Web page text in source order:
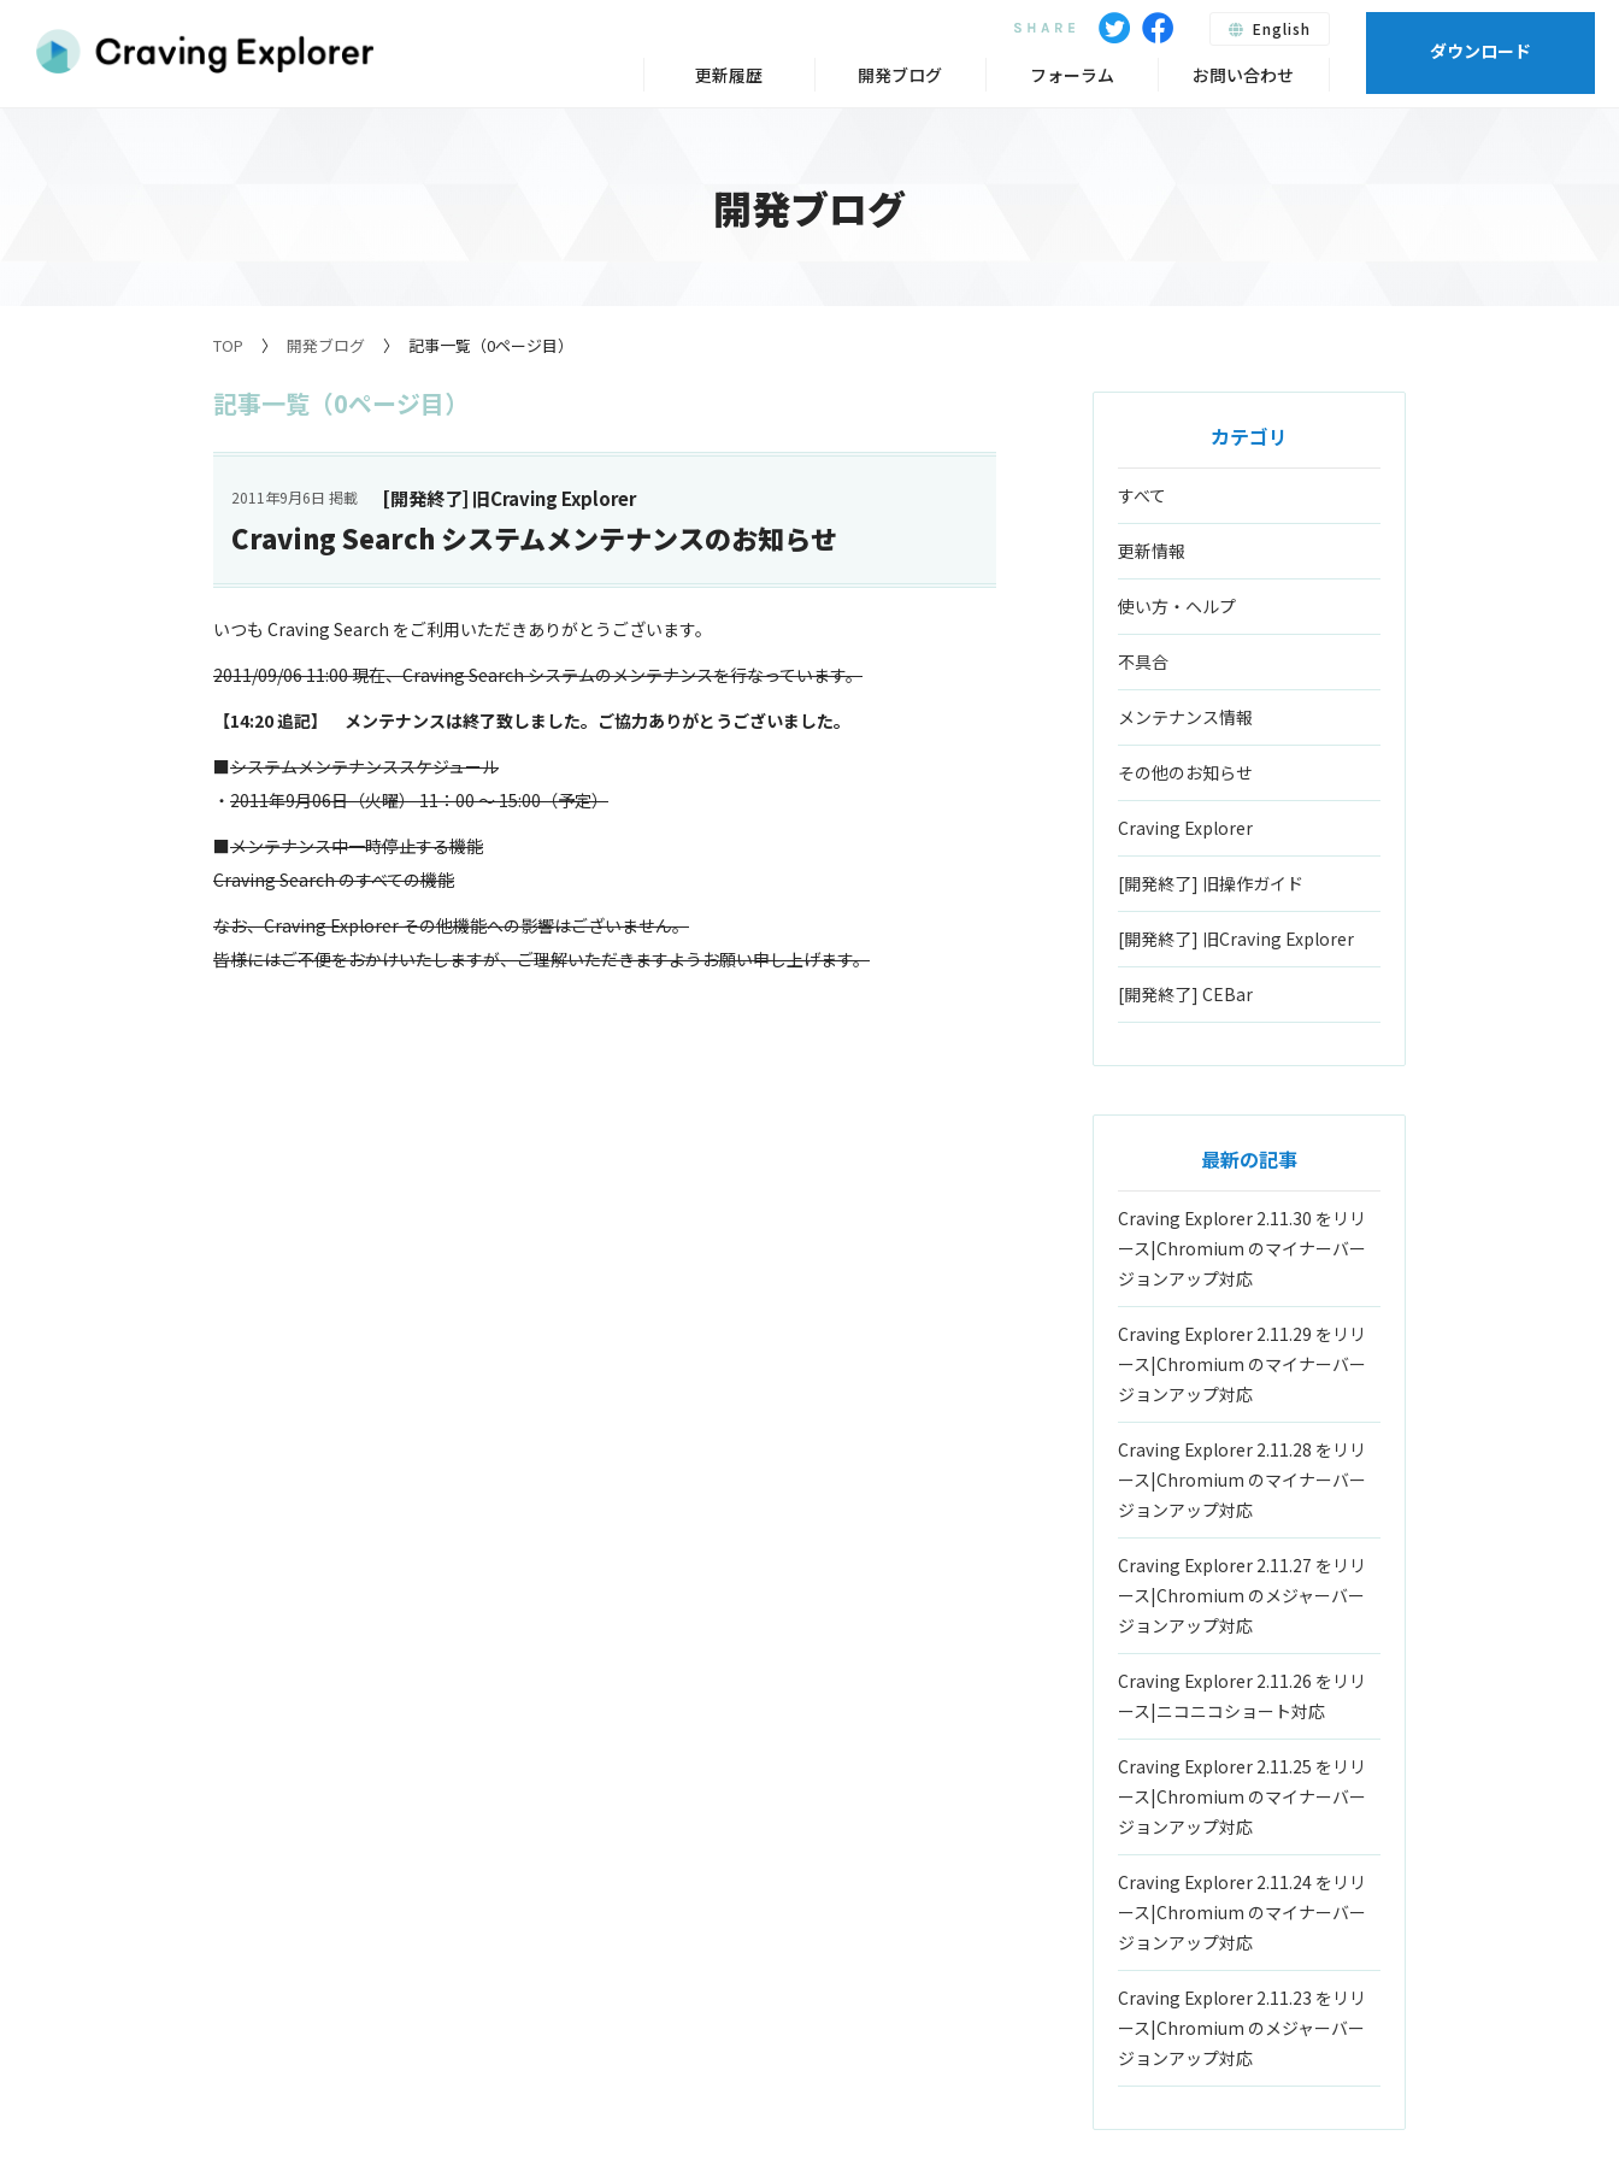
開発ブログ
TOP 開発ブログ 記事一覧（0ページ目）
記事一覧（0ページ目）
[開発終了] 旧Craving Explorer
2011年9月6日 掲載
Craving Search システムメンテナンスのお知らせ
いつも Craving Search をご利用いただきありがとうございます。
2011/09/06 11:00 現在、Craving Search システムのメンテナンスを行なっています。
【14:20 追記】 メンテナンスは終了致しました。ご協力ありがとうございました。
■システムメンテナンススケジュール
・ 2011年9月06日（火曜） 11：00 ～ 15:00（予定）
■メンテナンス中一時停止する機能
Craving Search のすべての機能
なお、Craving Explorer その他機能への影響はございません。
皆様にはご不便をおかけいたしますが、ご理解いただきますようお願い申し上げます。
カテゴリ
すべて
更新情報
使い方・ヘルプ
不具合
メンテナンス情報
その他のお知らせ
Craving Explorer
[開発終了] 旧操作ガイド
[開発終了] 旧Craving Explorer
[開発終了] CEBar
最新の記事
Craving Explorer 2.11.30 をリリ
ース|Chromium のマイナーバー
ジョンアップ対応
Craving Explorer 2.11.29 をリリ
ース|Chromium のマイナーバー
ジョンアップ対応
Craving Explorer 2.11.28 をリリ
ース|Chromium のマイナーバー
ジョンアップ対応
Craving Explorer 2.11.27 をリリ
ース|Chromium のメジャーバー
ジョンアップ対応
Craving Explorer 2.11.26 をリリ
ース|ニコニコショート対応
Craving Explorer 2.11.25 をリリ
ース|Chromium のマイナーバー
ジョンアップ対応
Craving Explorer 2.11.24 をリリ
ース|Chromium のマイナーバー
ジョンアップ対応
Craving Explorer 2.11.23 をリリ
ース|Chromium のメジャーバー
ジョンアップ対応
ダウンロード
English
更新履歴 開発ブログ フォーラム お問い合わせ